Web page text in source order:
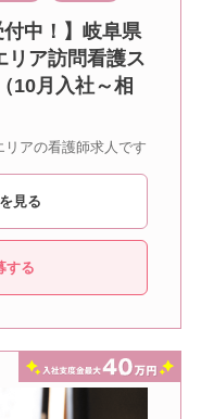
付中！】岐阜県
リア訪問看護ス
10月入社～相
リアの看護師求人です
見る
する